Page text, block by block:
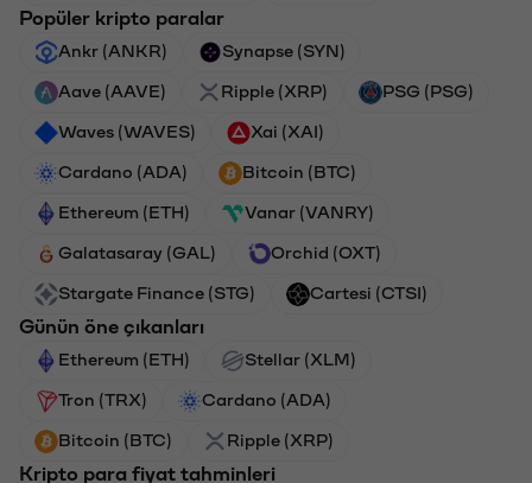
Popüler kripto paralar
Ankr (ANKR) Synapse (SYN)
Aave (AAVE) Ripple (XRP) PSG (PSG)
Waves (WAVES) Xai (XAI)
Cardano (ADA) Bitcoin (BTC)
Ethereum (ETH) Vanar (VANRY)
Galatasaray (GAL) Orchid (OXT)
Stargate Finance (STG) Cartesi (CTSI)
Günün öne çıkanları
Ethereum (ETH) Stellar (XLM)
Tron (TRX) Cardano (ADA)
Bitcoin (BTC) Ripple (XRP)
Kripto para fiyat tahminleri